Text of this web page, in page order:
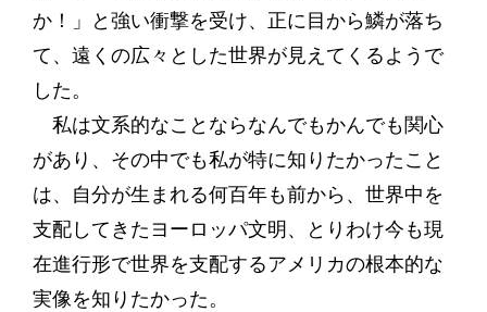
か！」と強い衝撃を受け、正に目から鱗が落ち
て、遠くの広々とした世界が見えてくるようで
した。
私は文系的なことならなんでもかんでも関心
があり、その中でも私が特に知りたかったこと
は、自分が生まれる何百年も前から、世界中を
支配してきたヨーロッパ文明、とりわけ今も現
在進行形で世界を支配するアメリカの根本的な
実像を知りたかった。